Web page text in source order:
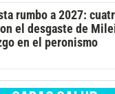
rumbo a 2027:
el desgaste de
en el peronismo